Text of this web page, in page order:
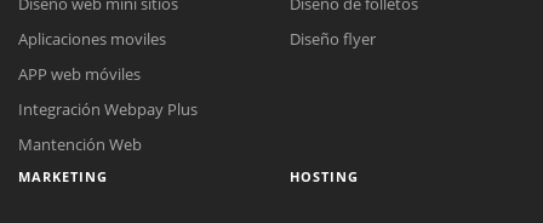
Aplicaciones moviles
APP web móviles
Integración Webpay Plus
Mantención Web
Diseño flyer
MARKETING HOSTING